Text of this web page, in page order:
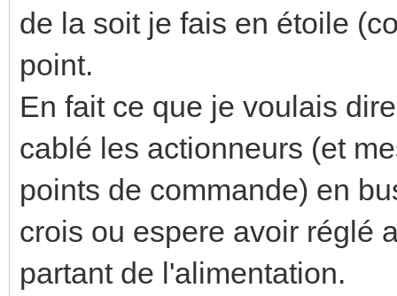
de la soit je fais en étoile
point.
En fait ce que je voulais
cablé les actionneurs (et
points de commande) en
crois ou espere avoir réglé
partant de l'alimentation.